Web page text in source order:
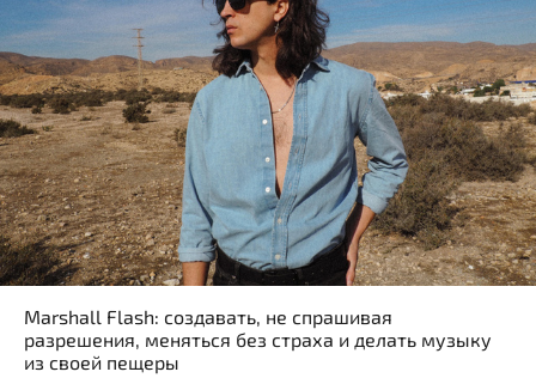
Marshall Flash: создавать, не спрашивая
разрешения, меняться без страха и делать музыку
из своей пещеры